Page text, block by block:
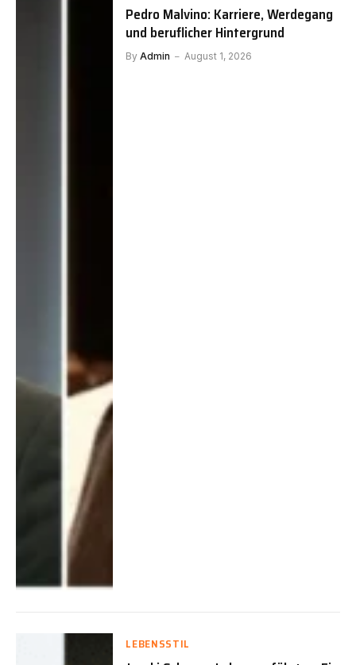
Pedro Malvino: Karriere, Werdegang
und beruflicher Hintergrund
By Admin August 1, 2026
LEBENSSTIL